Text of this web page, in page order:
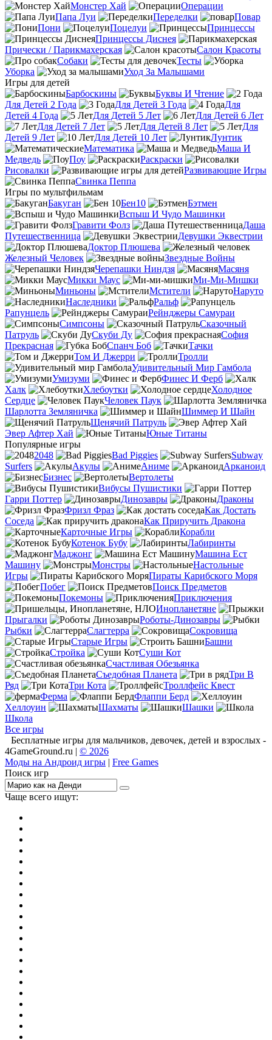
Монстер Хай
Операции
Папа Луи
Переделки
Повар
Пони
Поцелуи
Принцессы
Принцессы Диснея
Прически / Парикмахерская
Салон Красоты
Собаки
Тесты
Уборка
Уход За Малышами
Игры для детей
Барбоскины
Буквы И Чтение
Для Детей 2 Года
Для Детей 3 Года
Для
Детей 4 Года
Для Детей 5 Лет
Для Детей 6 Лет
Для Детей 7 Лет
Для Детей 8 Лет
Для
Детей 9 Лет
Для Детей 10 Лет
Лунтик
Математика
Маша И
Медведь
Поу
Раскраски
Рисовалки
Развивающие Игры
Свинка Пеппа
Игры по мультфильмам
Бакуган
Бен10
Бэтмен
Вспыш И Чудо Машинки
Гравити Фолз
Даша
Путешественница
Девушки Эквестрии
Доктор Плюшева
Железный Человек
Звездные Войны
Черепашки Ниндзя
Масяня
Микки Маус
Ми-Ми-Мишки
Миньоны
Мстители
Наруто
Наследники
Ральф
Рапунцель
Рейнджеры Самураи
Симпсоны
Сказочный
Патруль
Скуби Ду
София
Прекрасная
Спанч Боб
Тачки
Том И Джерри
Тролли
Удивительный Мир Гамбола
Умизуми
Финес И Ферб
Халк
Хлебоутки
Холодное
Сердце
Человек Паук
Шарлотта Земляничка
Шиммер И Шайн
Щенячий Патруль
Эвер Афтер Хай
Юные Титаны
Популярные игры
2048
Bad Piggies
Subway
Surfers
Акулы Аниме
Арканоид
Бизнес
Вертолеты
Вибусы Пушистики
Гарри Поттер
Динозавры
Драконы
Фризл Фраз
Как Достать
Соседа
Как Приручить Дракона
Карточные Игры
Корабли
Котенок Бубу
Лабиринты
Маджонг
Машина Ест
Машину
Монстры
Настольные
Игры
Пираты Карибского Моря
Побег
Поиск Предметов
Покемоны
Приключения
Инопланетяне
Прыгалки
Роботы-Динозавры
Рыбки
Слагтерра
Сокровища
Старые Игры
Башни
Стройка
Суши Кот
Счастливая Обезьянка
Съедобная Планета
Три В
Ряд
Три Кота
Троллфейс Квест
Ферма
Флаппи Берд
Хеллоуин
Шахматы
Шашки
Школа
Все игры
Бесплатные игры для мальчиков, девочек, детей и взрослых -
4GameGround.ru | © 2026
Моды на Андроид игры | Free Games
Поиск игр
Чаще всего ищут: